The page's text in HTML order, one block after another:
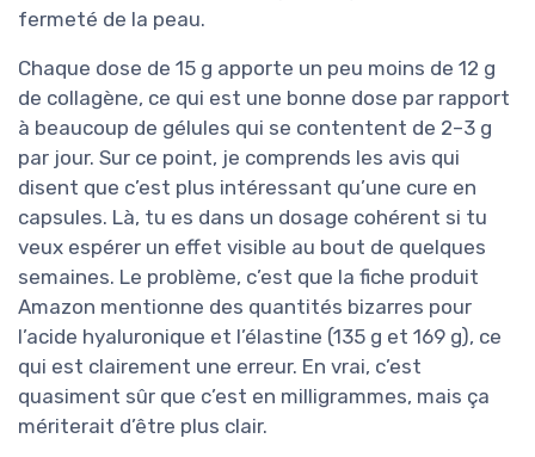
fermeté de la peau.
Chaque dose de 15 g apporte un peu moins de 12 g
de collagène, ce qui est une bonne dose par rapport
à beaucoup de gélules qui se contentent de 2–3 g
par jour. Sur ce point, je comprends les avis qui
disent que c’est plus intéressant qu’une cure en
capsules. Là, tu es dans un dosage cohérent si tu
veux espérer un effet visible au bout de quelques
semaines. Le problème, c’est que la fiche produit
Amazon mentionne des quantités bizarres pour
l’acide hyaluronique et l’élastine (135 g et 169 g), ce
qui est clairement une erreur. En vrai, c’est
quasiment sûr que c’est en milligrammes, mais ça
mériterait d’être plus clair.